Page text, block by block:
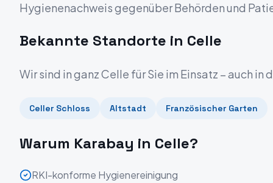
Hygienenachweis gegenüber Behörden und
Bekannte Standorte in Celle
Wir sind in ganzCelle für Sie im Einsatz – auch in
Celler Schloss Altstadt Französischer Garten
Warum Karabay in Celle?
RKI-konforme Hygienereinigung